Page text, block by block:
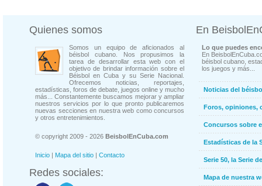
Quienes somos
Somos un equipo de aficionados al
béisbol cubano. Nos propusimos la
tarea de desarrollar esta web con el
objetivo de brindar información sobre el
Béisbol en Cuba y su Serie Nacional.
Ofrecemos noticias, reportajes,
estadísticas, foros de debate, juegos online y mucho
más... Constantemente buscamos mejorar y ampliar
nuestros servicios por lo que pronto publicaremos
nuevas secciones en nuestra web como concursos
y otros entretenimientos.
© copyright 2009 - 2026 BeisbolEnCuba.com
Inicio | Mapa del sitio | Contacto
Redes sociales:
En
Lo que puedes
En
béisbol cubano,
los juegos y más...
Noticias del
Foros, opiniones,
Concursos sobre
Estadísticas de la
Serie 50, la Serie
Mapa de nuestra